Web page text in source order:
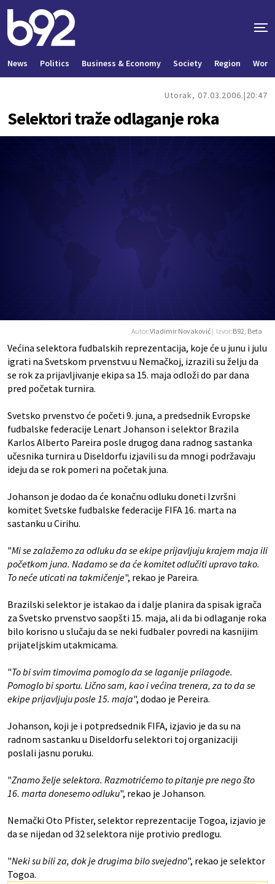
News Politics Business & Economy Society Region World
Utorak, 07.03.2006. 20:47
Selektori traže odlaganje roka
Autor:Vladimir Novaković | Izvor:B92, Beta
Većina selektora fudbalskih reprezentacija, koje će u junu i julu
igrati na Svetskom prvenstvu u Nemačkoj, izrazili su želju da
se rok za prijavljivanje ekipa sa 15. maja odloži do par dana
pred početak turnira.
Svetsko prvenstvo će početi 9. juna, a predsednik Evropske
fudbalske federacije Lenart Johanson i selektor Brazila
Karlos Alberto Pareira posle drugog dana radnog sastanka
učesnika turnira u Diseldorfu izjavili su da mnogi podržavaju
ideju da se rok pomeri na početak juna.
Johanson je dodao da će konačnu odluku doneti Izvršni
komitet Svetske fudbalske federacije FIFA 16. marta na
sastanku u Cirihu.
"Mi se zalažemo za odluku da se ekipe prijavljuju krajem maja ili
početkom juna. Nadamo se da će komitet odlučiti upravo tako.
To neće uticati na takmičenje", rekao je Pareira.
Brazilski selektor je istakao da i dalje planira da spisak igrača
za Svetsko prvenstvo saopšti 15. maja, ali da bi odlaganje roka
bilo korisno u slučaju da se neki fudbaler povredi na kasnijim
prijateljskim utakmicama.
"To bi svim timovima pomoglo da se laganije prilagode.
Pomoglo bi sportu. Lično sam, kao i većina trenera, za to da se
ekipe prijavljuju posle 15. maja", dodao je Pereira.
Johanson, koji je i potpredsednik FIFA, izjavio je da su na
radnom sastanku u Diseldorfu selektori toj organizaciji
poslali jasnu poruku.
"Znamo želje selektora. Razmotrićemo to pitanje pre nego što
16. marta donesemo odluku", rekao je Johanson.
Nemački Oto Pfister, selektor reprezentacije Togoa, izjavio je
da se nijedan od 32 selektora nije protivio predlogu.
"Neki su bili za, dok je drugima bilo svejedno", rekao je selektor
Togoa.